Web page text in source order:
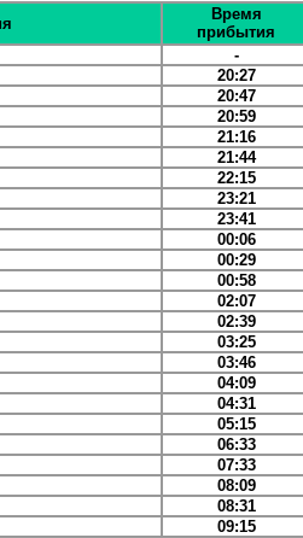
Время
прибытия
-
20:27
20:47
20:59
21:16
21:44
22:15
23:21
23:41
00:06
00:29
00:58
02:07
02:39
03:25
03:46
04:09
04:31
05:15
06:33
07:33
08:09
08:31
09:15